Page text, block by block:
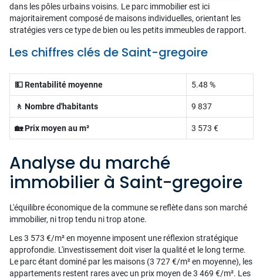
dans les pôles urbains voisins. Le parc immobilier est ici
majoritairement composé de maisons individuelles, orientant les
stratégies vers ce type de bien ou les petits immeubles de rapport.
Les chiffres clés de Saint-gregoire
💵 Rentabilité moyenne 5.48 %
🚶 Nombre d'habitants 9 837
🏡 Prix moyen au m² 3 573 €
Analyse du marché
immobilier à Saint-gregoire
L'équilibre économique de la commune se reflète dans son marché
immobilier, ni trop tendu ni trop atone.
Les 3 573 €/m² en moyenne imposent une réflexion stratégique
approfondie. L'investissement doit viser la qualité et le long terme.
Le parc étant dominé par les maisons (3 727 €/m² en moyenne), les
appartements restent rares avec un prix moyen de 3 469 €/m². Les